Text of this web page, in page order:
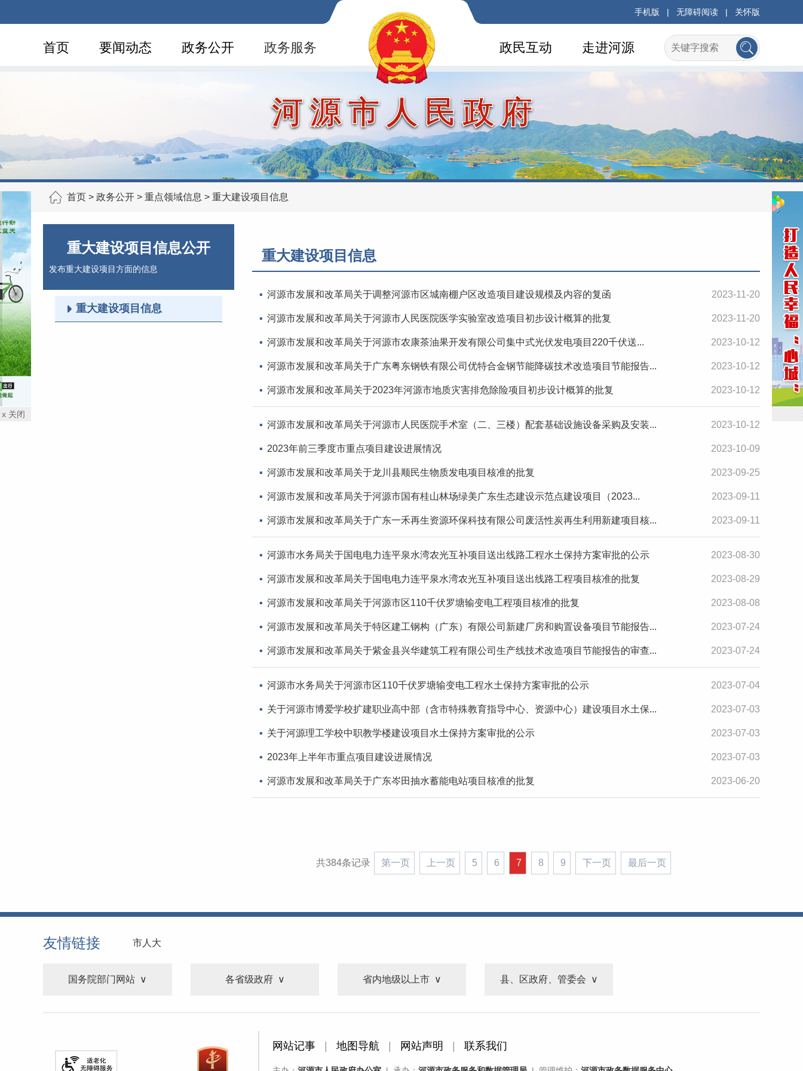
手机版 | 无障碍阅读 | 关怀版
首页 要闻动态 政务公开 政务服务 走进河源
政民互动
河源市人民政府
首页 > 政务公开 > 重点领域信息 > 重大建设项目信息
重大建设项目信息公开
发布重大建设项目方面的信息
重大建设项目信息
重大建设项目信息
2023-11-20
河源市发展和改革局关于调整河源市区城南棚户区改造项目建设规模及内容的复函
2023-11-20
河源市发展和改革局关于河源市人民医院医学实验室改造项目初步设计概算的批复
2023-10-12
河源市发展和改革局关于河源市农康茶油果开发有限公司集中式光伏发电项目220千伏送...
2023-10-12
河源市发展和改革局关于广东粤东钢铁有限公司优特合金钢节能降碳技术改造项目节能报告...
2023-10-12
河源市发展和改革局关于2023年河源市地质灾害排危除险项目初步设计概算的批复
2023-10-12
河源市发展和改革局关于河源市人民医院手术室（二、三楼）配套基础设施设备采购及安装...
2023-10-09
2023年前三季度市重点项目建设进展情况
2023-09-25
河源市发展和改革局关于龙川县顺民生物质发电项目核准的批复
2023-09-11
河源市发展和改革局关于河源市国有桂山林场绿美广东生态建设示范点建设项目（2023...
2023-09-11
河源市发展和改革局关于广东一禾再生资源环保科技有限公司废活性炭再生利用新建项目核...
2023-08-30
河源市水务局关于国电电力连平泉水湾农光互补项目送出线路工程水土保持方案审批的公示
2023-08-29
河源市发展和改革局关于国电电力连平泉水湾农光互补项目送出线路工程项目核准的批复
2023-08-08
河源市发展和改革局关于河源市区110千伏罗塘输变电工程项目核准的批复
2023-07-24
河源市发展和改革局关于特区建工钢构（广东）有限公司新建厂房和购置设备项目节能报告...
2023-07-24
河源市发展和改革局关于紫金县兴华建筑工程有限公司生产线技术改造项目节能报告的审查...
2023-07-04
河源市水务局关于河源市区110千伏罗塘输变电工程水土保持方案审批的公示
2023-07-03
关于河源市博爱学校扩建职业高中部（含市特殊教育指导中心、资源中心）建设项目水土保...
2023-07-03
关于河源理工学校中职教学楼建设项目水土保持方案审批的公示
2023-07-03
2023年上半年市重点项目建设进展情况
2023-06-20
河源市发展和改革局关于广东岑田抽水蓄能电站项目核准的批复
共384条记录 第一页 上一页 5 6 7 8 9 下一页 最后一页
友情链接 市人大
国务院部门网站 各省级政府 省内地级以上市 县、区政府、管委会
网站记事 地图导航 网站声明 联系我们
x 关闭